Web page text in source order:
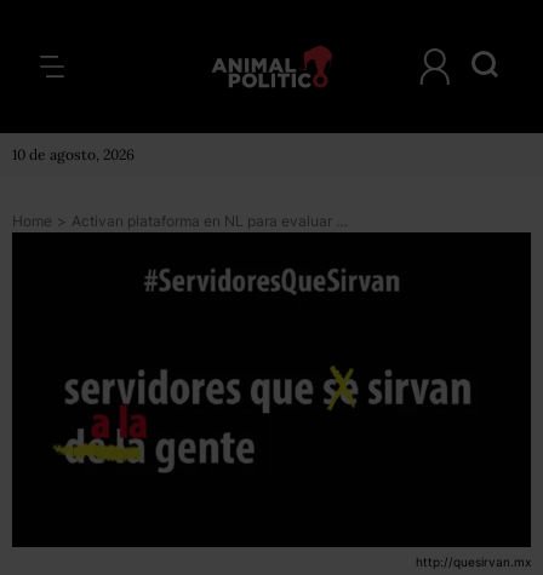
10 de agosto, 2026
Home > Activan plataforma en NL para evaluar a los aspirantes a ocupar cargos públicos
http://quesirvan.mx